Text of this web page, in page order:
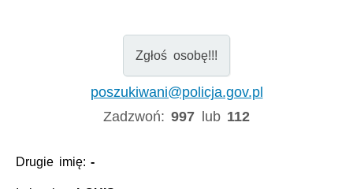
Zgłoś osobę!!!
poszukiwani@policja.gov.pl
Zadzwoń:997 lub 112
Drugie imię:-